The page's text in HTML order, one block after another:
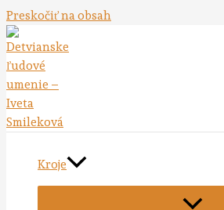
Preskočiť na obsah
Kroje